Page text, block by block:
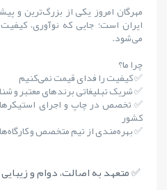
مهرگان امروز یکی از بزرگ‌ترین و
ایران است؛ جایی که نوآوری،
می‌شود.
چرا ما؟
✅ کیفیت را فدای قیمت نمی‌کنیم
✅ شریک تبلیغاتی برندهای معتبر و
✅ تخصص در چاپ و اجرای
کشور
✅ بهره‌مندی از تیم متخصص و
✅ متعهد به اصالت، دوام و